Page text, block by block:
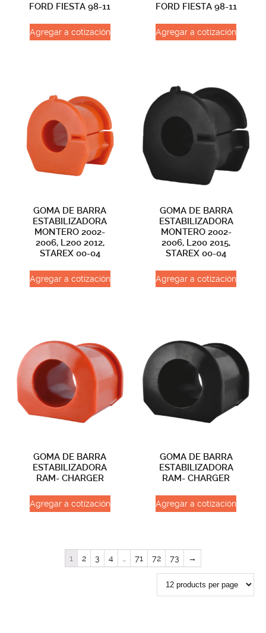
FORD FIESTA 98-11
Agregar a cotización
FORD FIESTA 98-11
Agregar a cotización
GOMA DE BARRA
ESTABILIZADORA
MONTERO 2002-
2006, L200 2012,
STAREX 00-04
Agregar a cotización
GOMA DE BARRA
ESTABILIZADORA
MONTERO 2002-
2006, L200 2015,
STAREX 00-04
Agregar a cotización
GOMA DE BARRA
ESTABILIZADORA
RAM- CHARGER
Agregar a cotización
GOMA DE BARRA
ESTABILIZADORA
RAM- CHARGER
Agregar a cotización
1 2 3 4 … 71 72 73 →